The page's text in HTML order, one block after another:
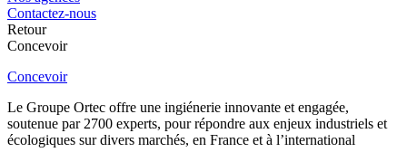
Contactez-nous
Retour
Concevoir
Concevoir
Le Groupe Ortec offre une ingiénerie innovante et engagée,
soutenue par 2700 experts, pour répondre aux enjeux industriels et
écologiques sur divers marchés, en France et à l’international